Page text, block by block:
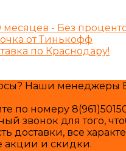
месяцев - Без
от Тинькофф
по Краснодару!
Наши менеджеры
по номеру
звонок для того,
доставки, все
акции и скидки.